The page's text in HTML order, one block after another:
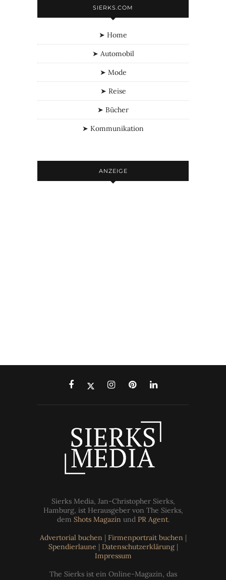
SIERKS.COM
➤ Home
➤ Automobil
➤ Mode
➤ Reise
➤ Bücher
➤ Kommunikation
ANZEIGE
Sierks Media, Jan-Christopher Sierks,
Hamburg, ist Herausgeber von The Sierks,
dem Shots Magazin und PR Agent.
Advertorial buchen | Firmenportrait buchen |
Spendierlaune | Datenschutzerklärung|
Impressum
The Sierks ist ein Online-Magazin, das